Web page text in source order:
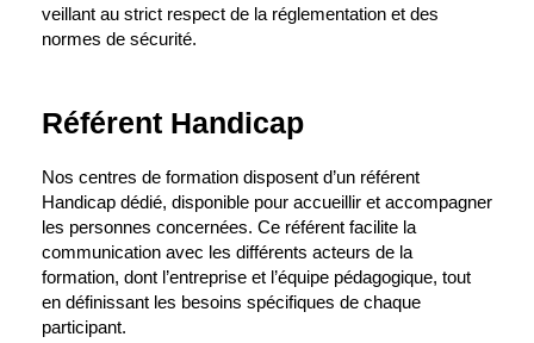
veillant au strict respect de la réglementation et des
normes de sécurité.
Référent Handicap
Nos centres de formation disposent d’un référent
Handicap dédié, disponible pour accueillir et accompagner
les personnes concernées. Ce référent facilite la
communication avec les différents acteurs de la
formation, dont l’entreprise et l’équipe pédagogique, tout
en définissant les besoins spécifiques de chaque
participant.